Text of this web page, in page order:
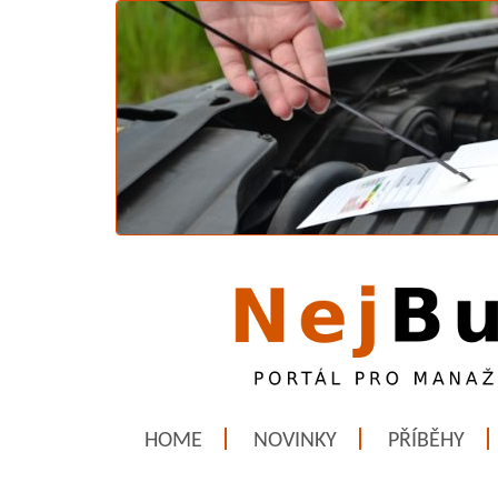
HOME NOVINKY PŘÍBĚHY